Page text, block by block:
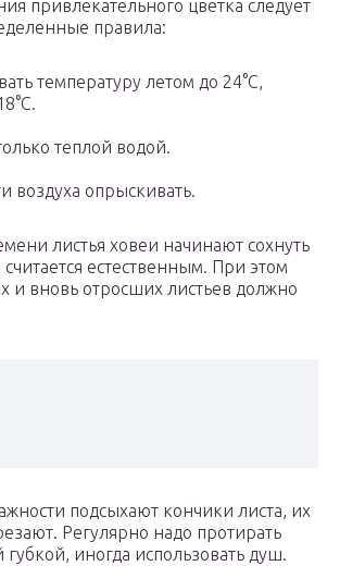
привлекательного цветка следует
правила:
температуру летом до 24°С,
теплой водой.
воздуха опрыскивать.
листья ховеи начинают сохнуть
считается естественным. При этом
и вновь отросших листьев должно
подсыхают кончики листа, их
Регулярно надо протирать
губкой, иногда использовать душ.